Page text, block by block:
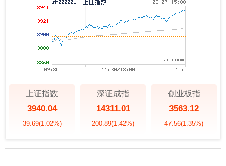
上证指数
3940.04
39.69(1.02%)
深证成指
14311.01
200.89(1.42%)
创业板指
3563.12
47.56(1.35%)